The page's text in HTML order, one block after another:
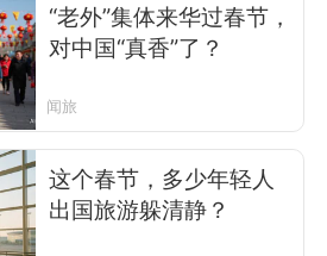
“老外”集体来华过春节，
对中国“真香”了？
闻旅
这个春节，多少年轻人
出国旅游躲清静？